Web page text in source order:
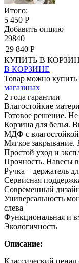
Итого:
5 450 Р
Добавить опцию
29840
29 840 Р
КУПИТЬ В
В КОРЗИНЕ
Товар можно купить
магазинах
2 года гарантии
Влагостойкие
Готовое решение. Не
Корзина для белья.
МДФ с
Мягкое закрывание.
Простой уход и
Прочность. Навесы
Ручка – держатель
Сервисная
Современный
Универсальность
слева
Функциональная и
Экологичность
Описание:
Классический